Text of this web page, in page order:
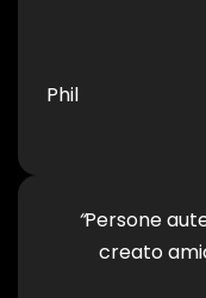
Phil
“Persone
creato